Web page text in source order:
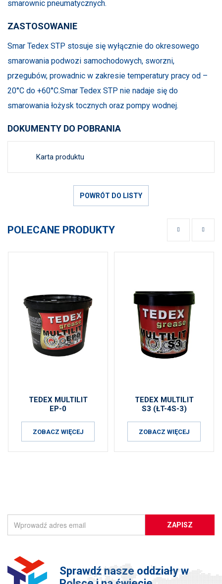
smarownic pneumatycznych.
ZASTOSOWANIE
Smar Tedex STP stosuje się wyłącznie do okresowego
smarowania podwozi samochodowych, sworzni,
przegubów, prowadnic w zakresie temperatury pracy od –
20°C do +60°C.Smar Tedex STP nie nadaje się do
smarowania łożysk tocznych oraz pompy wodnej.
DOKUMENTY DO POBRANIA
Karta produktu
POWRÓT DO LISTY
POLECANE PRODUKTY
TEDEX MULTILIT
EP-0
ZOBACZ WIĘCEJ
TEDEX MULTILIT
S3 (ŁT-4S-3)
ZOBACZ WIĘCEJ
ZAPISZ
Sprawdź nasze oddziały w